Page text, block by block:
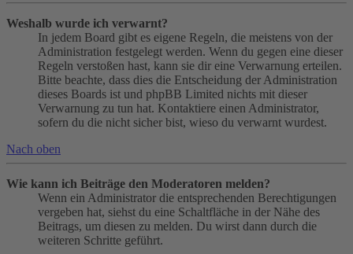
Weshalb wurde ich verwarnt?
In jedem Board gibt es eigene Regeln, die meistens von der
Administration festgelegt werden. Wenn du gegen eine dieser
Regeln verstoßen hast, kann sie dir eine Verwarnung erteilen.
Bitte beachte, dass dies die Entscheidung der Administration
dieses Boards ist und phpBB Limited nichts mit dieser
Verwarnung zu tun hat. Kontaktiere einen Administrator,
sofern du die nicht sicher bist, wieso du verwarnt wurdest.
Nach oben
Wie kann ich Beiträge den Moderatoren melden?
Wenn ein Administrator die entsprechenden Berechtigungen
vergeben hat, siehst du eine Schaltfläche in der Nähe des
Beitrags, um diesen zu melden. Du wirst dann durch die
weiteren Schritte geführt.